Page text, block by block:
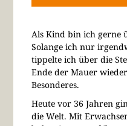
Als Kind bin ich gerne
Solange ich nur
tippelte ich über die
Ende der Mauer
Besonderes.
Heute vor 36 Jahren
die Welt. Mit